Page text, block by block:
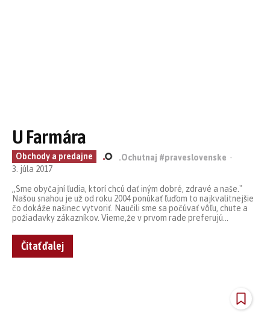
U Farmára
Obchody a predajne .Ochutnaj #praveslovenske -
3. júla 2017
„Sme obyčajní ľudia, ktorí chcú dať iným dobré, zdravé a naše."
Našou snahou je už od roku 2004 ponúkať ľuďom to najkvalitnejšie
čo dokáže našinec vytvoriť. Naučili sme sa počúvať vôľu, chute a
požiadavky zákazníkov. Vieme,že v prvom rade preferujú...
Čítať ďalej